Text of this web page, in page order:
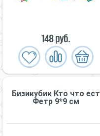
148 руб.
Бизикубик Кто что ест
Фетр 9*9 см